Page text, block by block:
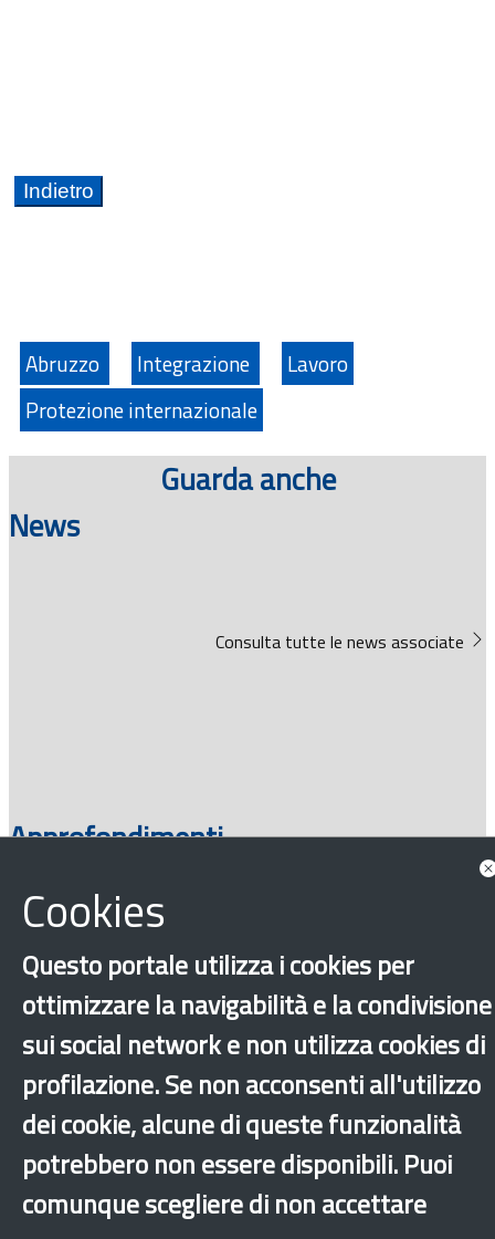
Abruzzo Integrazione
Lavoro
Protezione internazionale
Guarda anche
News
Consulta tutte le news associate
Approfondimenti
Cookies
Questo portale utilizza i cookies per
ottimizzare la navigabilità e la condivisione
sui social network e non utilizza cookies di
profilazione. Se non acconsenti all'utilizzo
dei cookie, alcune di queste funzionalità
potrebbero non essere disponibili. Puoi
comunque scegliere di non accettare
Dichiarazione di accessibilità Mappa del sito Legal & Privacy
Contatti
Sito archeologico